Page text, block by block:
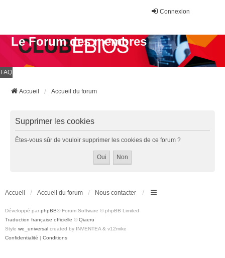
Connexion
Le Forum des membres
FAQ
Accueil Accueil du forum
Supprimer les cookies
Êtes-vous sûr de vouloir supprimer les cookies de ce forum ?
Accueil Accueil du forum Nous contacter
Développé par phpBB® Forum Software © phpBB Limited
Traduction française officielle © Qiaeru
Style we_universal created by INVENTEA & v12mike
Confidentialité | Conditions